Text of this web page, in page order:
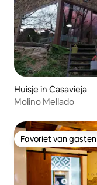
Huisje in Casavieja
Molino Mellado
Favoriet van gasten
Favoriet van gasten